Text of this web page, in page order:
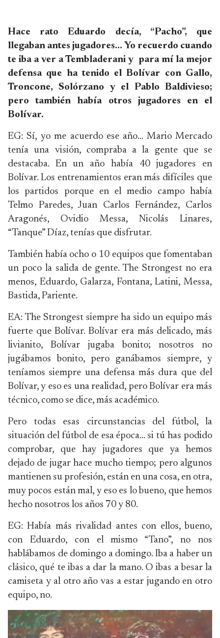
Hace rato Eduardo decía, “Pacho”, que
llegaban antes jugadores… Yo recuerdo cuando
te iba a ver a Tembladerani y para mí la mejor
defensa que ha tenido el Bolívar con Gallo,
Troncone, Solórzano y el Pablo Baldivieso;
pero también había otros jugadores en el
Bolívar.
EG: Sí, yo me acuerdo ese año… Mario Mercado
tenía una visión, compraba a la gente que se
destacaba. En un año había 40 jugadores en
Bolívar. Los entrenamientos eran más difíciles que
los partidos porque en el medio campo había
Telmo Paredes, Juan Carlos Fernández, Carlos
Aragonés, Ovidio Messa, Nicolás Linares,
“Tanque” Díaz, tenías que disfrutar.
También había ocho o 10 equipos que fomentaban
un poco la salida de gente. The Strongest no era
menos, Eduardo, Galarza, Fontana, Latini, Messa,
Bastida, Pariente.
EA: The Strongest siempre ha sido un equipo más
fuerte que Bolívar. Bolívar era más delicado, más
livianito, Bolívar jugaba bonito; nosotros no
jugábamos bonito, pero ganábamos siempre, y
teníamos siempre una defensa más dura que del
Bolívar, y eso es una realidad, pero Bolívar era más
técnico, como se dice, más académico.
Pero todas esas circunstancias del fútbol, la
situación del fútbol de esa época… si tú has podido
comprobar, que hay jugadores que ya hemos
dejado de jugar hace mucho tiempo; pero algunos
mantienen su profesión, están en una cosa, en otra,
muy pocos están mal, y eso es lo bueno, que hemos
hecho nosotros los años 70 y 80.
EG: Había más rivalidad antes con ellos, bueno,
con Eduardo, con el mismo “Tano”, no nos
hablábamos de domingo a domingo. Iba a haber un
clásico, qué te ibas a dar la mano. O ibas a besar la
camiseta y al otro año vas a estar jugando en otro
equipo, no.